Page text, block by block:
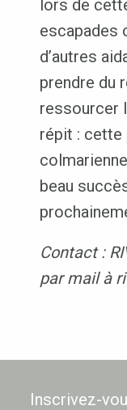
lors de
escapades
d’autres
prendre du
ressourcer
répit : cette
beau
Contact :
par mail à
Inscrivez-